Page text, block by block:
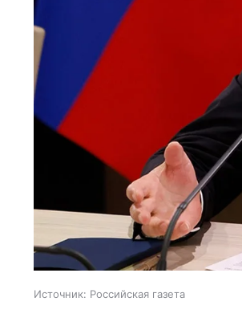
Источник: Российская газета